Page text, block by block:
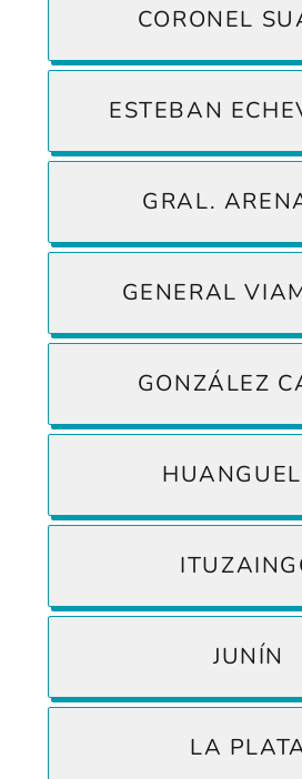
CORONEL
ESTEBAN
GRAL.
GENERAL
GONZÁLEZ
JUNÍN
LA